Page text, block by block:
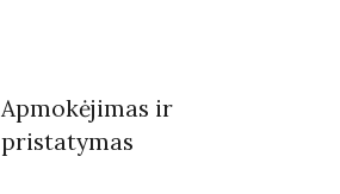
Apmokėjimas ir
pristatymas